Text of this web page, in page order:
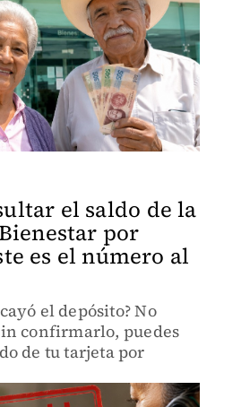
el saldo de la
por
es el número al
el depósito? No
confirmarlo, puedes
de tu tarjeta por